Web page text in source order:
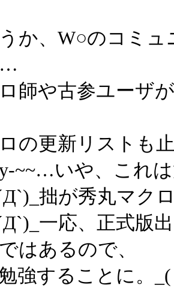
か、W○のコミ
師や古参ユーザ
の更新リストも
~~…いや、これ
拙が秀丸マ
一応、正式版
はあるので、
強することに。_(